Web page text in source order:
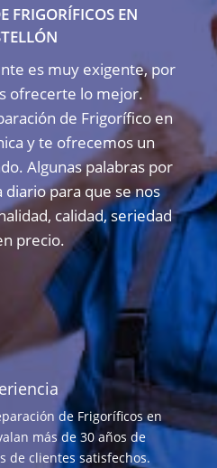
FRIGORÍFICOS EN
es muy exigente, por
ofrecerte lo mejor.
de Frigorífico en
y te ofrecemos un
Algunas palabras por
diario para que se nos
calidad, seriedad
precio.
de Frigoríficos en
más de 30 años de
de clientes satisfechos.